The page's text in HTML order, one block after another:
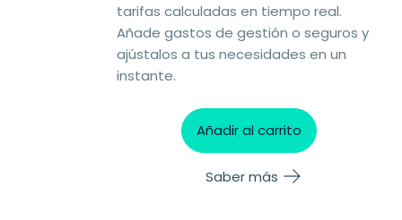
tarifas calculadas en tiempo real.
Añade gastos de gestión o seguros y
ajústalos a tus necesidades en un
instante.
Añadir al carrito
Saber más